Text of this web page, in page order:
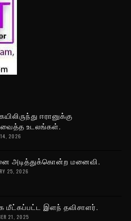
ஈரானுக்கு
உடலங்கள்.
14, 2026
அடித்துக்கொன்ற மனைவி.
25, 2026
மீட்கப்பட்ட இளந் தவிசாளர்.
21, 2025